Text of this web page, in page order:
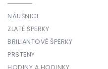
NÁUŠNICE
ZLATÉ ŠPERKY
BRILIANTOVÉ ŠPERKY
PRSTENY
HODINY A HODINKY